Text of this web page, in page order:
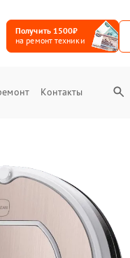
Получить 1500₽
на ремонт техники
Контакты